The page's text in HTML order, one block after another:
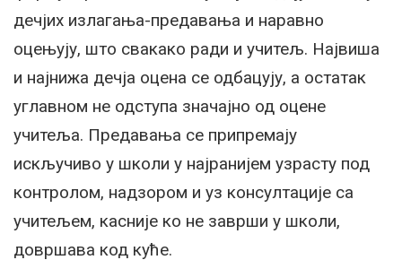
дечјих излагања-предавања и наравно
оцењују, што свакако ради и учитељ. Највиша
и најнижа дечја оцена се одбацују, а остатак
углавном не одступа значајно од оцене
учитеља. Предавања се припремају
искључиво у школи у најранијем узрасту под
контролом, надзором и уз консултације са
учитељем, касније ко не заврши у школи,
довршава код куће.